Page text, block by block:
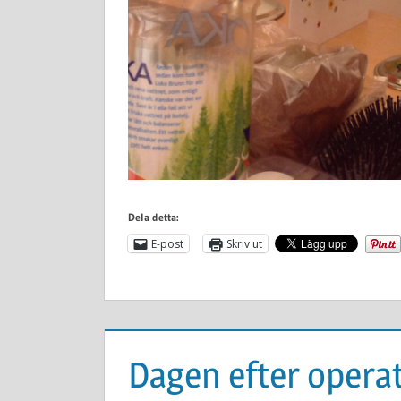
Dela detta:
E-post Skriv ut
Dagen efter